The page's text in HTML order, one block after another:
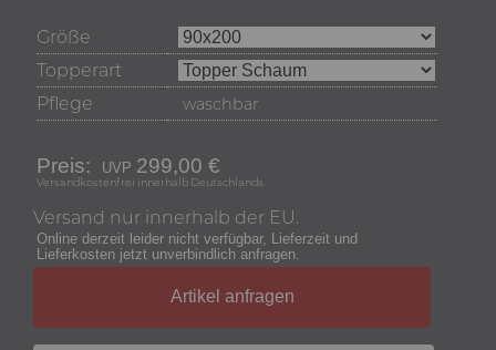
Größe
Topperart
Pflege
waschbar
Preis: 299,00 €
Versandkostenfrei innerhalb Deutschlands.
Versand nur innerhalb der EU.
Online derzeit leider nicht verfügbar, Lieferzeit und
Lieferkosten jetzt unverbindlich anfragen.
Artikel anfragen